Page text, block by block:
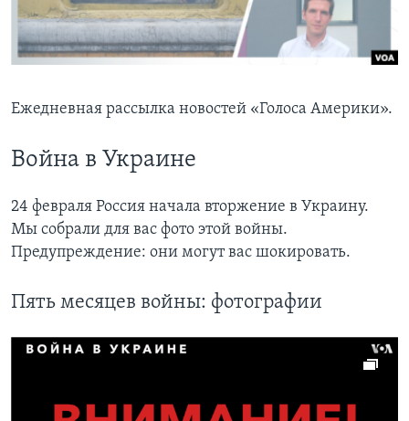
Learning English
Языки
Ежедневная рассылка новостей «Голоса Америки».
Война в Украине
24 февраля Россия начала вторжение в Украину.
Мы собрали для вас фото этой войны.
Предупреждениe: они могут вас шокировать.
Пять месяцев войны: фотографии